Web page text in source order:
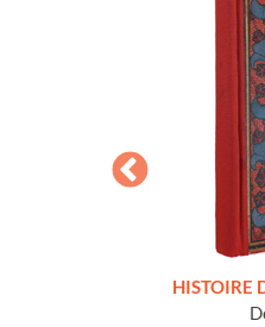
HISTOIRE